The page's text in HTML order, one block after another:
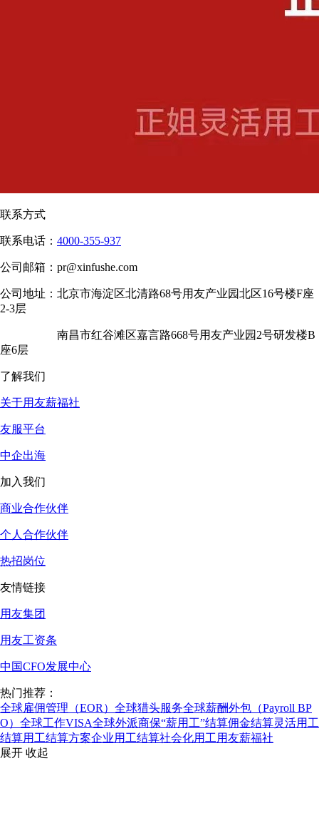
联系方式
联系电话： 4000-355-937
公司邮箱： pr@xinfushe.com
公司地址： 北京市海淀区北清路68号用友产业园北区16号楼F座
2-3层
南昌市红谷滩区嘉言路668号用友产业园2号研发楼B
座6层
了解我们
关于用友薪福社
友服平台
中企出海
加入我们
商业合作伙伴
个人合作伙伴
热招岗位
友情链接
用友集团
用友工资条
中国CFO发展中心
热门推荐：
全球雇佣管理（EOR） 全球猎头服务全球薪酬外包（Payroll BP
O） 全球工作VISA全球外派商保“薪用工”结算佣金结算灵活用工
结算用工结算方案企业用工结算社会化用工用友薪福社
展开 收起